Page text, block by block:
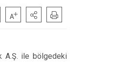
A.Ş. ile bölgedeki